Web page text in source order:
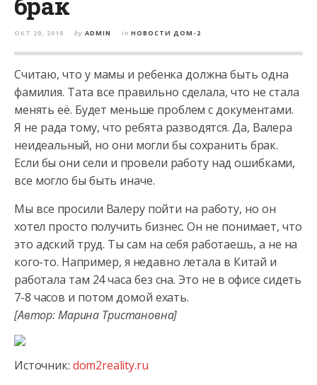
ОКТ 20, 2018 by ADMIN in НОВОСТИ ДОМ-2
Считаю, что у мамы и ребенка должна быть одна
фамилия. Тата все правильно сделала, что не стала
менять её. Будет меньше проблем с документами.
Я не рада тому, что ребята разводятся. Да, Валера
неидеальный, но они могли бы сохранить брак.
Если бы они сели и провели работу над ошибками,
все могло бы быть иначе.
Мы все просили Валеру пойти на работу, но он
хотел просто получить бизнес. Он не понимает, что
это адский труд. Ты сам на себя работаешь, а не на
кого-то. Например, я недавно летала в Китай и
работала там 24 часа без сна. Это не в офисе сидеть
7-8 часов и потом домой ехать.
[Автор: Марина Тристановна]
Источник: dom2reality.ru